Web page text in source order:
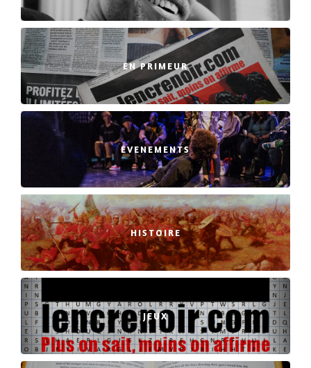
EN PRIMEUR
EVENEMENTS
HISTOIRE
JEUX